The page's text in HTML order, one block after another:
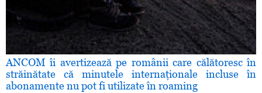
ANCOM îi avertizează pe românii care călătoresc în
străinătate că minutele internaţionale incluse în
abonamente nu pot fi utilizate în roaming